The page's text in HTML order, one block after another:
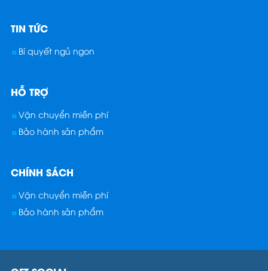
TIN TỨC
Bí quyết ngủ ngon
HỖ TRỢ
Vận chuyển miễn phí
Bảo hành sản phẩm
CHÍNH SÁCH
Vận chuyển miễn phí
Bảo hành sản phẩm